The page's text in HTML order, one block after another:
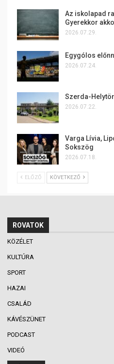
Az iskolapad
Gyerekkor
2026.07.29.
Egygólos
2026.07.24.
Szerda-
2026.07.22.
Varga Lívia,
Sokszög
2026.07.18.
ELŐZŐ KÖVETKEZŐ
ROVATOK
KÖZÉLET
KULTÚRA
SPORT
HAZAI
CSALÁD
KÁVÉSZÜNET
PODCAST
VIDEÓ